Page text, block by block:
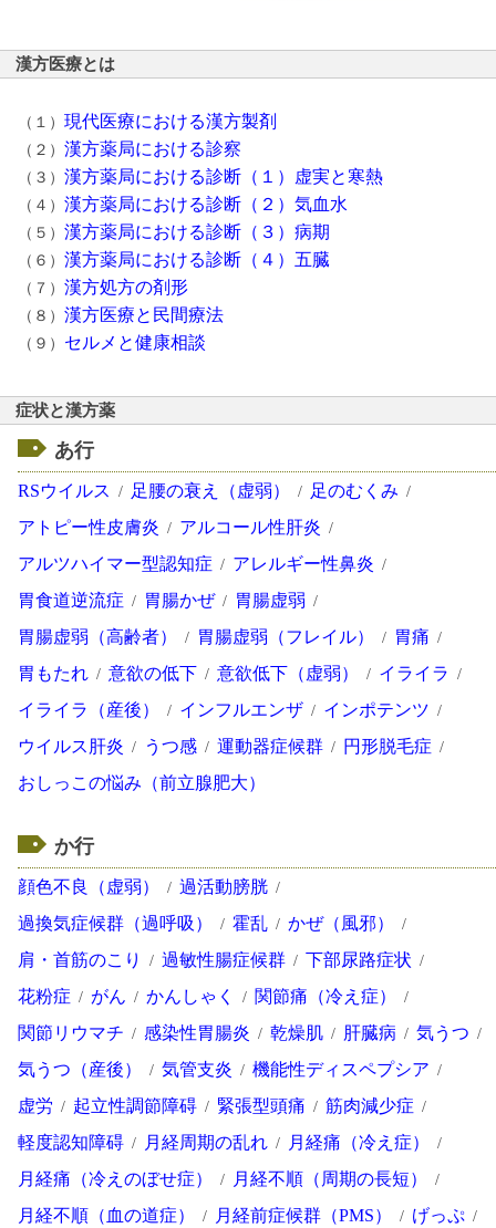
漢方医療とは
（１） 現代医療における漢方製剤
（２） 漢方薬局における診察
（３） 漢方薬局における診断（１）虚実と寒熱
（４） 漢方薬局における診断（２）気血水
（５） 漢方薬局における診断（３）病期
（６） 漢方薬局における診断（４）五臓
（７） 漢方処方の剤形
（８） 漢方医療と民間療法
（９） セルメと健康相談
症状と漢方薬
あ行
RSウイルス 足腰の衰え（虚弱）
足のむくみ
アトピー性皮膚炎
アルコール性肝炎
アルツハイマー型認知症
アレルギー性鼻炎
胃食道逆流症
胃腸かぜ
胃腸虚弱
胃腸虚弱（高齢者）
胃腸虚弱（フレイル）
胃痛
胃もたれ
意欲の低下 意欲低下（虚弱）
イライラ
イライラ（産後）
インフルエンザ
インポテンツ
ウイルス肝炎
うつ感 運動器症候群
円形脱毛症
おしっこの悩み（前立腺肥大）
か行
顔色不良（虚弱）
過活動膀胱
過換気症候群（過呼吸）
霍乱
かぜ（風邪）
肩・首筋のこり
過敏性腸症候群
下部尿路症状
花粉症
がん かんしゃく
関節痛（冷え症）
関節リウマチ
感染性胃腸炎 乾燥肌 肝臓病
気うつ
気うつ（産後）
気管支炎
機能性ディスペプシア
虚労
起立性調節障碍 緊張型頭痛
筋肉減少症
軽度認知障碍
月経周期の乱れ
月経痛（冷え症）
月経痛（冷えのぼせ症）
月経不順（周期の長短）
月経不順（血の道症）
月経前症候群（PMS） げっぷ